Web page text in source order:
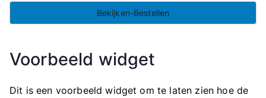
Bekijken-Bestellen
Voorbeeld widget
Dit is een voorbeeld widget om te laten zien hoe de